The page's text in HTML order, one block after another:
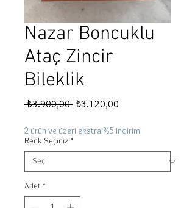
Nazar Boncuklu
Ataç Zincir
Bileklik
₺3.900,00 Normal
₺3.120,00
2 ürün ve üzeri ekstra %5 indirim
Renk Seçiniz *
Adet *